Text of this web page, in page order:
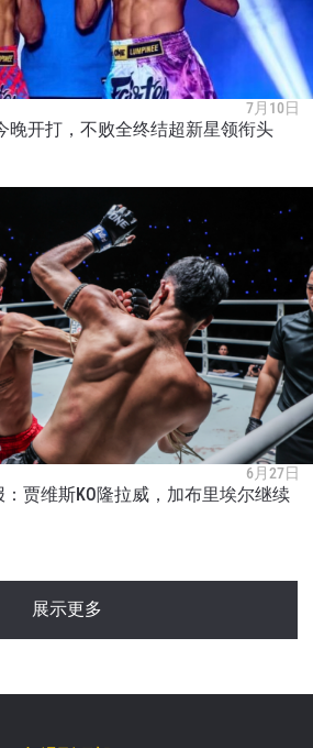
7月10日
晚开打，不败全终结超新星领衔头
6月27日
：贾维斯KO隆拉威，加布里埃尔继续
展示更多